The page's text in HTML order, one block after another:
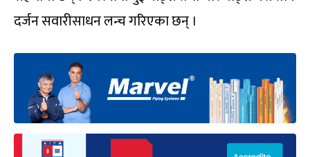
दर्जन सवारीसाधन लन्च गरिएका छन् ।